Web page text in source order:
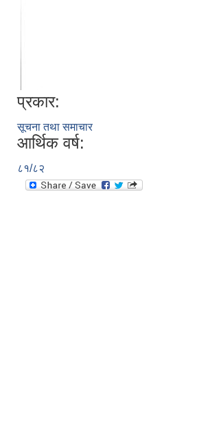
प्रकार:
सूचना तथा समाचार
आर्थिक वर्ष:
८१/८२